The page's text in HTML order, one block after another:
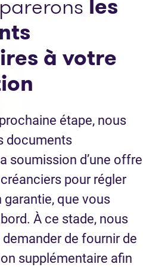
à votre
étape, nous
documents
soumission d’une offre
pour régler
que vous
À ce stade, nous
de fournir de
supplémentaire afin